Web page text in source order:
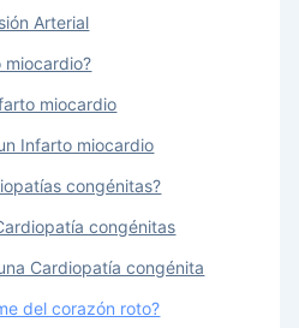
Arterial
miocardio?
miocardio
Infarto miocardio
congénitas?
congénitas
Cardiopatía congénita
del corazón roto?